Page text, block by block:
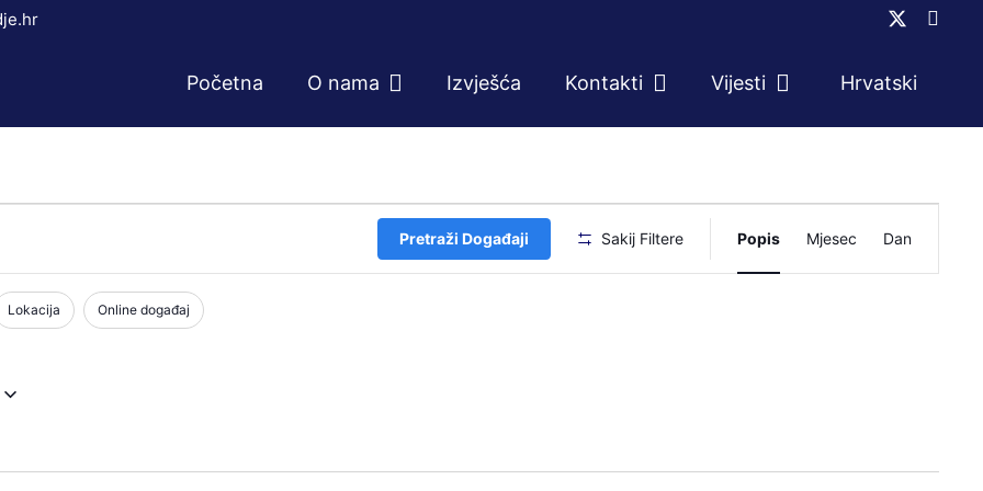
Početna O nama Izvješća Kontakti Vijesti Hrvatski
Pretraži Događaji Sakij Filtere
Događaj
Popis Mjesec Dan
Lokacija Online događaj